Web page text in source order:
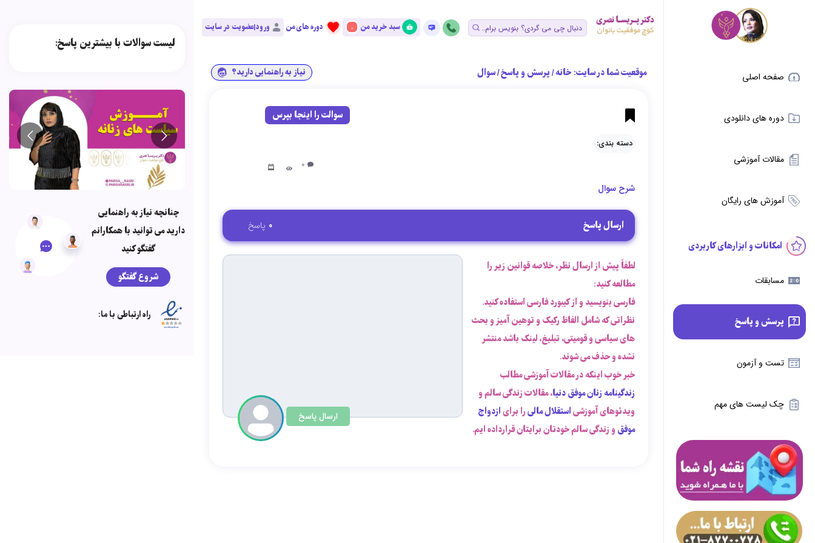
صفحه اصلی
دوره های دانلودی
مقالات آموزشی
آموزش های رایگان
امکانات و ابزارهای کاربردی
مسابقات
پرسش و پاسخ
تست و آزمون
چک لیست های مهم
سبد خرید من 0 دوره های من ورود|عضویت در سایت
موقعیت شما در سایت: خانه/پرسش و پاسخ/سوال نیاز به راهنمایی دارید؟
سوالت را اینجا بپرس
دسته بندی:
0
شرح سوال
ارسال پاسخ 0 پاسخ
لطفاً پیش از ارسال نظر، خلاصه قوانین زیر را
مطالعه کنید:
فارسی بنویسید و از کیبورد فارسی استفاده کنید.
نظراتی که شامل الفاظ رکیک و توهین آمیز و بحث
های سیاسی و قومیتی، تبلیغ، لینک باشد منتشر
نشده و حذف می شوند.
خبر خوب اینکه در مقالات آموزشی مطالب
زندگینامه زنان موفق دنیا، مقالات زندگی سالم و
ویدئوهای آموزشیاستقلال مالیرا برایازدواج
موفق و زندگی سالم خودتان برایتان قرارداده ایم.
ارسال پاسخ
لیست سوالات با بیشترین پاسخ:
چنانچه نیاز به راهنمایی
دارید می توانید با همکارانم
گفتگو کنید
شروع گفتگو
راه ارتباطی با ما: